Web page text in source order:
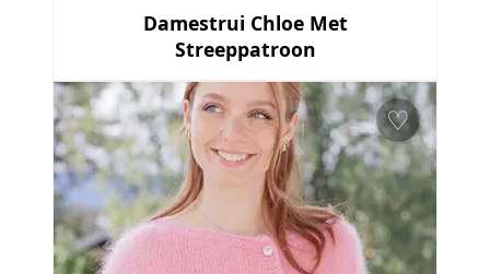
Damestrui Chloe Met
Streeppatroon
♡